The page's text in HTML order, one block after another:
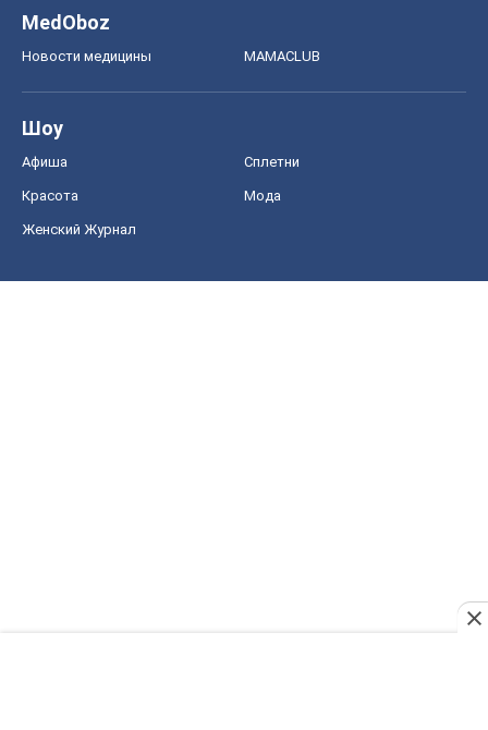
MedOboz
Новости медицины MAMACLUB
Шоу
Афиша Сплетни
Красота Мода
Женский Журнал